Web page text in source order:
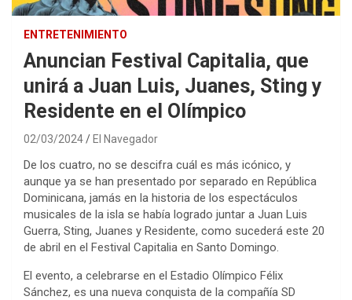
ENTRETENIMIENTO
Anuncian Festival Capitalia, que
unirá a Juan Luis, Juanes, Sting y
Residente en el Olímpico
02/03/2024 El Navegador
De los cuatro, no se descifra cuál es más icónico, y
aunque ya se han presentado por separado en República
Dominicana, jamás en la historia de los espectáculos
musicales de la isla se había logrado juntar a Juan Luis
Guerra, Sting, Juanes y Residente, como sucederá este 20
de abril en el Festival Capitalia en Santo Domingo.
El evento, a celebrarse en el Estadio Olímpico Félix
Sánchez, es una nueva conquista de la compañía SD